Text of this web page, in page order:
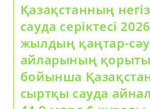
Қазақстанның
сауда серіктесі 2026
жылдың қаңтар-
айларының
бойынша
сыртқы сауда